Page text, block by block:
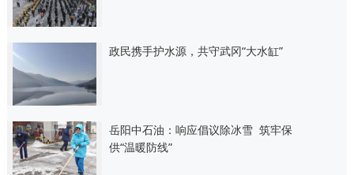
政民携手护水源，共守武冈“大水缸”
岳阳中石油：响应倡议除冰雪 筑牢保
供“温暖防线”